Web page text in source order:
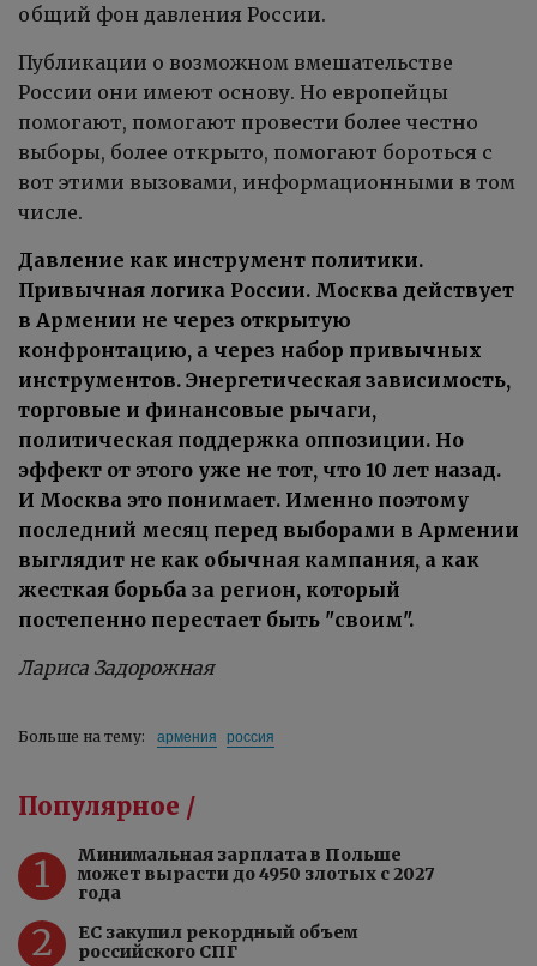
общий фон давления России.
Публикации о возможном вмешательстве
России они имеют основу. Но европейцы
помогают, помогают провести более честно
выборы, более открыто, помогают бороться с
вот этими вызовами, информационными в том
числе.
Давление как инструмент политики.
Привычная логика России. Москва действует
в Армении не через открытую
конфронтацию, а через набор привычных
инструментов. Энергетическая зависимость,
торговые и финансовые рычаги,
политическая поддержка оппозиции. Но
эффект от этого уже не тот, что 10 лет назад.
И Москва это понимает. Именно поэтому
последний месяц перед выборами в Армении
выглядит не как обычная кампания, а как
жесткая борьба за регион, который
постепенно перестает быть "своим".
Лариса Задорожная
Больше на тему: армения россия
Популярное /
1
Минимальная зарплата в Польше
может вырасти до 4950 злотых с 2027
года
2
ЕС закупил рекордный объем
российского СПГ